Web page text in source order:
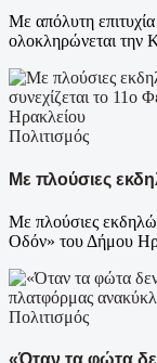
Με απόλυτη
ολοκληρώνεται την
Πολιτισμός
Με πλούσιες
Με πλούσιες
Οδόν» του Δήμου
Πολιτισμός